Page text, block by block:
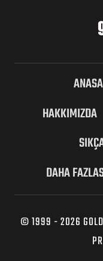
HAKKIMIZDA
DAHA
© 1999 - 2026 GOLD